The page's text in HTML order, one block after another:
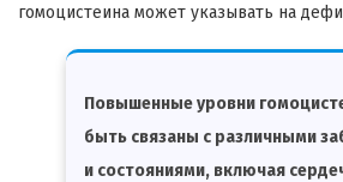
гомоцистеина может указывать на
Повышенные уровни
быть связаны с различными
и состояниями, включая